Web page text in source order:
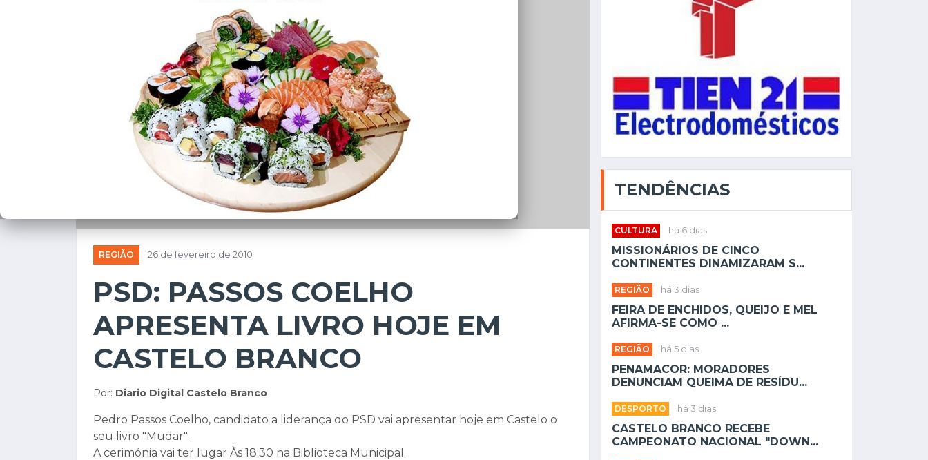
REGIÃO 26 de fevereiro de 2010
PSD: PASSOS COELHO
APRESENTA LIVRO HOJE EM
CASTELO BRANCO
Por: Diario Digital Castelo Branco
Pedro Passos Coelho, candidato a liderança do PSD vai apresentar hoje em Castelo o
seu livro "Mudar".
A cerimónia vai ter lugar Às 18.30 na Biblioteca Municipal.
TENDÊNCIAS
CULTURA há 6 dias
MISSIONÁRIOS DE CINCO
CONTINENTES DINAMIZARAM S...
REGIÃO há 3 dias
FEIRA DE ENCHIDOS, QUEIJO E MEL
AFIRMA-SE COMO ...
REGIÃO há 5 dias
PENAMACOR: MORADORES
DENUNCIAM QUEIMA DE RESÍDU...
DESPORTO há 3 dias
CASTELO BRANCO RECEBE
CAMPEONATO NACIONAL "DOWN...